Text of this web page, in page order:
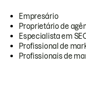
Empresário
Proprietário de
Especialista em
Profissional de
Profissionais de